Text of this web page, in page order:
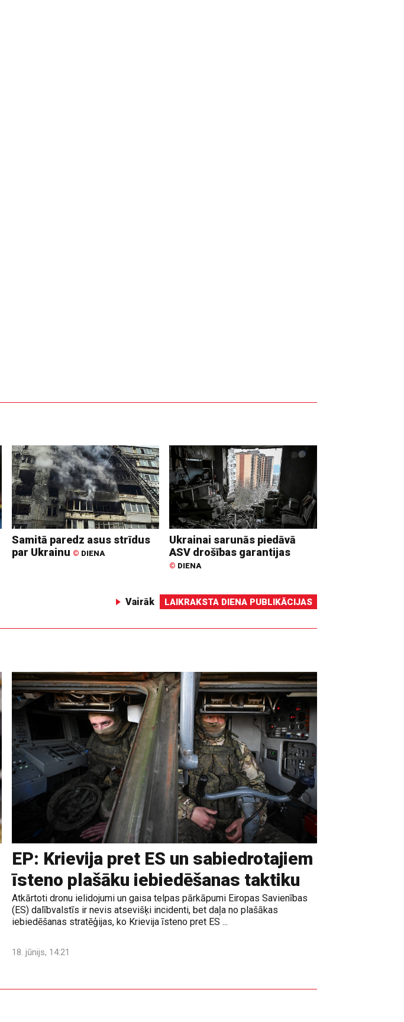
Samitā paredz asus strīdus
par Ukrainu © DIENA
Ukrainai sarunās piedāvā
ASV drošības garantijas
© DIENA
Vairāk LAIKRAKSTA DIENA PUBLIKĀCIJAS
EP: Krievija pret ES un sabiedrotajiem
īsteno plašāku iebiedēšanas taktiku
Atkārtoti dronu ielidojumi un gaisa telpas pārkāpumi Eiropas Savienības
(ES) dalībvalstīs ir nevis atsevišķi incidenti, bet daļa no plašākas
iebiedēšanas stratēģijas, ko Krievija īsteno pret ES ...
18. jūnijs, 14:21